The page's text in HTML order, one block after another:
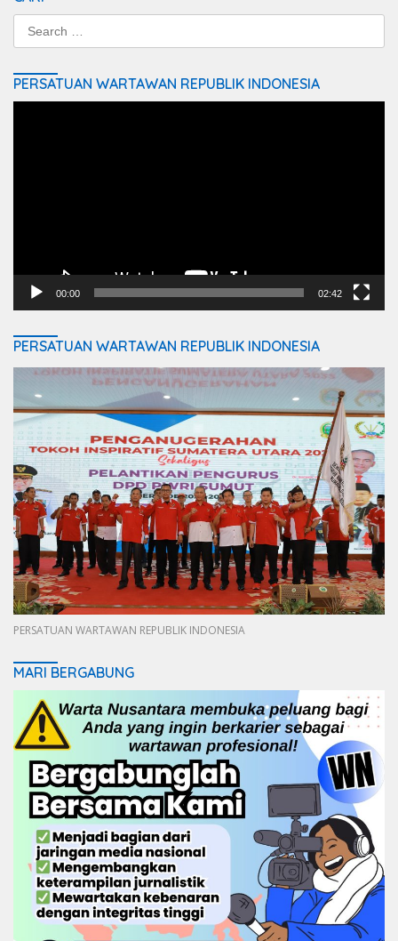
PERSATUAN WARTAWAN REPUBLIK INDONESIA
00:00 02:42
PERSATUAN WARTAWAN REPUBLIK INDONESIA
PERSATUAN WARTAWAN REPUBLIK INDONESIA
MARI BERGABUNG